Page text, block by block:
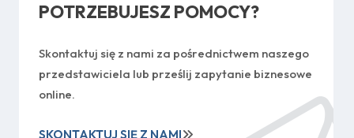
POTRZEBUJESZ POMOCY?
Skontaktuj się z nami za pośrednictwem naszego
przedstawiciela lub prześlij zapytanie biznesowe
online.
SKONTAKTUJ SIĘ Z NAMI